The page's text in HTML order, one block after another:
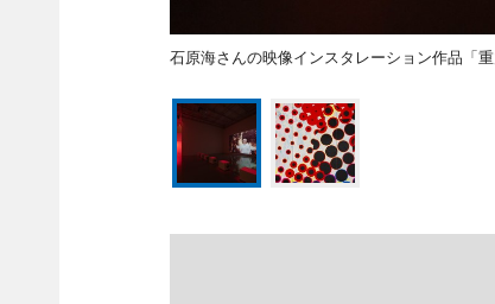
石原海さんの映像インスタレーション作品「重